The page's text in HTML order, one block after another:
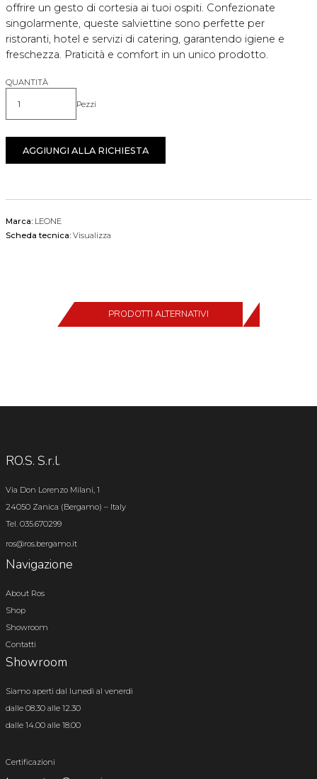
offrire un gesto di cortesia ai tuoi ospiti. Confezionate
singolarmente, queste salviettine sono perfette per
ristoranti, hotel e servizi di catering, garantendo igiene e
freschezza. Praticità e comfort in un unico prodotto.
QUANTITÀ
Quantità Pezzi
AGGIUNGI ALLA RICHIESTA
Marca: LEONE
Scheda tecnica: Visualizza
PRODOTTI ALTERNATIVI
RO.S. S.r.l.
Via Don Lorenzo Milani, 1
24050 Zanica (Bergamo) – Italy
Tel. 035.670299
ros@ros.bergamo.it
Navigazione
About Ros
Shop
Showroom
Contatti
Showroom
Siamo aperti dal lunedì al venerdì
dalle 08.30 alle 12.30
dalle 14.00 alle 18.00
Certificazioni